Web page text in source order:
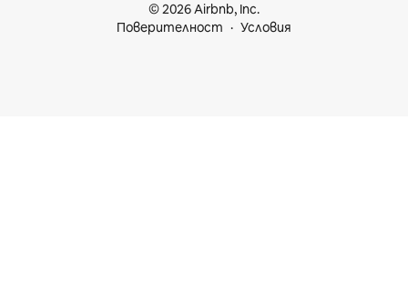
© 2026 Airbnb, Inc.
Поверителност
Условия